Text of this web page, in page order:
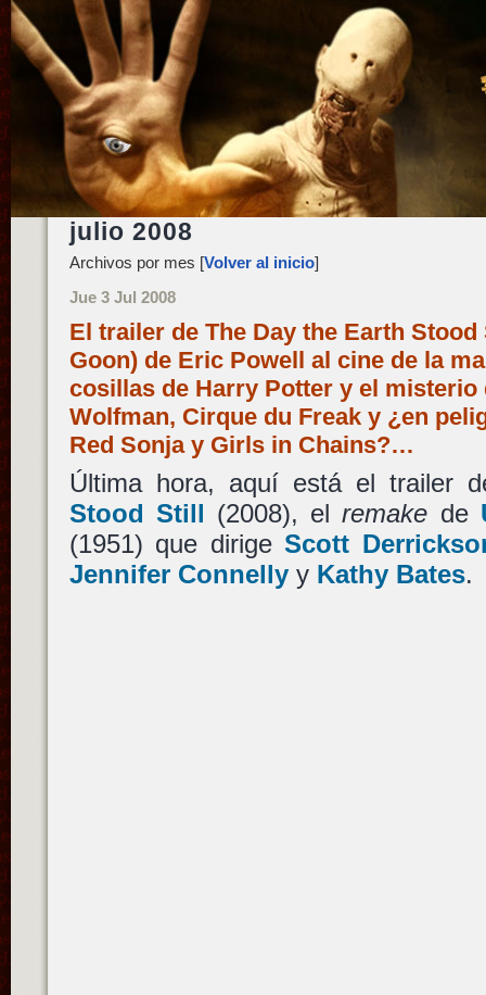
julio 2008
Archivos por mes [Volver al inicio]
Jue 3 Jul 2008
El trailer de The Day the Earth
Goon) de Eric Powell al cine de la
cosillas de Harry Potter y el misterio
Wolfman, Cirque du Freak y ¿en
Red Sonja y Girls in Chains?…
Última hora, aquí está el trailer
Stood Still (2008), elremake de
(1951) que dirigeScott
Jennifer Connellyy Kathy Bates.